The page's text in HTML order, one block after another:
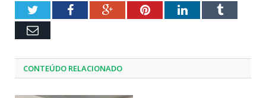
TwitterFacebookGoogle+PinterestLinkedInTumblr
Email
CONTEÚDO RELACIONADO